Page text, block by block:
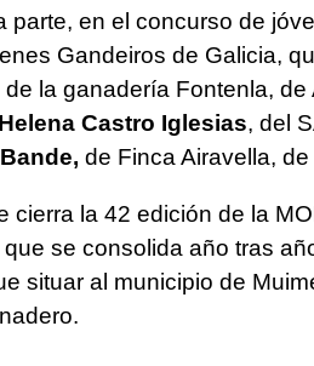
parte, en el concurso de
Gandeiros de Galicia,
de la ganadería Fontenla,
Helena Castro Iglesias, del
de Finca Airavella,
cierra la 42 edición de la
se consolida año tras
situar al municipio de